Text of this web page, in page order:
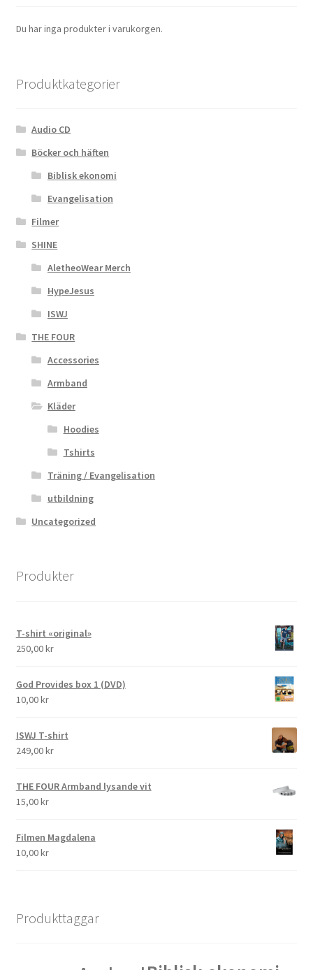
Du har inga produkter i varukorgen.
Produktkategorier
Audio CD
Böcker och häften
Biblisk ekonomi
Evangelisation
Filmer
SHINE
AletheoWear Merch
HypeJesus
ISWJ
THE FOUR
Accessories
Armband
Kläder
Hoodies
Tshirts
Träning / Evangelisation
utbildning
Uncategorized
Produkter
T-shirt «original»
250,00kr
God Provides box 1 (DVD)
10,00kr
ISWJ T-shirt
249,00kr
THE FOUR Armband lysande vit
15,00kr
Filmen Magdalena
10,00kr
Produkttaggar